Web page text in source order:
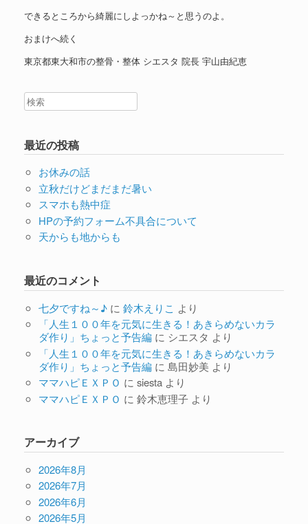
できるところから綺麗にしよっかね～と思うのよ。
おまけへ続く
東京都東大和市の整骨・整体 シエスタ 院長 宇山由紀恵
最近の投稿
お休みの話
立秋だけどまだまだ暑い
スマホも熱中症
HPの予約フォーム不具合について
天からも地からも
最近のコメント
七夕ですね～♪に 鈴木えりこ より
「人生１００年を元気に生きる！あきらめないカラ
ダ作り」ちょっと予告編に シエスタ より
「人生１００年を元気に生きる！あきらめないカラ
ダ作り」ちょっと予告編に 島田妙美 より
ママハピＥＸＰＯ に siestaより
ママハピＥＸＰＯ に 鈴木恵理子より
アーカイブ
2026年8月
2026年7月
2026年6月
2026年5月